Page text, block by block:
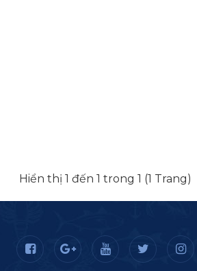
Hiển thị 1 đến 1 trong 1 (1 Trang)